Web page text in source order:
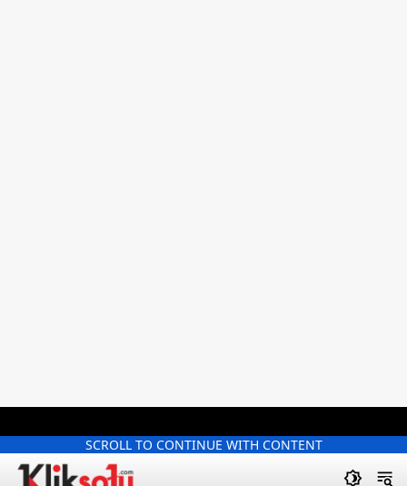
SCROLL TO CONTINUE WITH CONTENT